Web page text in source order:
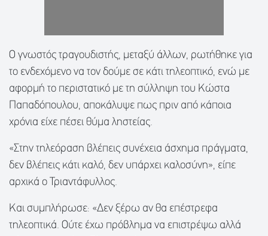
Ο γνωστός τραγουδιστής, μεταξύ άλλων, ρωτήθηκε για
το ενδεχόμενο να τον δούμε σε κάτι τηλεοπτικό, ενώ με
αφορμή το περιστατικό με τη σύλληψη του Κώστα
Παπαδόπουλου, αποκάλυψε πως πριν από κάποια
χρόνια είχε πέσει θύμα ληστείας.
«Στην τηλεόραση βλέπεις συνέχεια άσχημα πράγματα,
δεν βλέπεις κάτι καλό, δεν υπάρχει καλοσύνη», είπε
αρχικά ο Τριαντάφυλλος.
Και συμπλήρωσε: «Δεν ξέρω αν θα επέστρεφα
τηλεοπτικά. Ούτε έχω πρόβλημα να επιστρέψω αλλά